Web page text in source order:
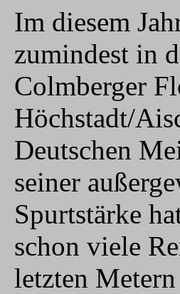
Im diesem
zumindest in
Colmberger
Höchstadt/
Deutschen
seiner
Spurtstärke
schon viele
letzten